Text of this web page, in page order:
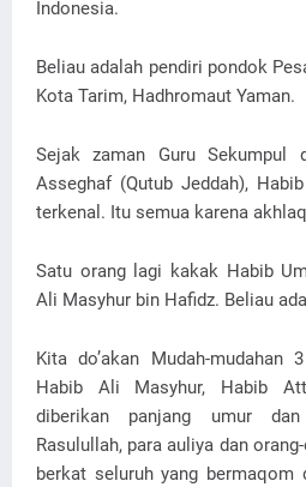
Indonesia.
Beliau adalah pendiri pondok
Kota Tarim, Hadhromaut Yaman.
Sejak zaman Guru Sekumpul
Asseghaf (Qutub Jeddah),
terkenal. Itu semua karena
Satu orang lagi kakak Habib
Ali Masyhur bin Hafidz. Beliau
Kita do’akan Mudah-
Habib Ali Masyhur, Habib
diberikan panjang umur
Rasulullah, para auliya dan
berkat seluruh yang bermaqom